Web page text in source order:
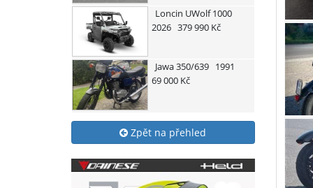
Loncin UWolf 1000
2026 379 990 Kč
Jawa350/639 1991
69 000 Kč
Zpět na přehled